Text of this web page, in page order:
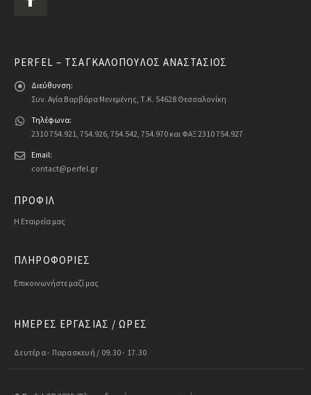
PERFEL – ΤΣΑΓΚΑΛΌΠΟΥΛΟΣ ΑΝΑΣΤΆΣΙΟΣ
Διεύθυνση:
Συν. Αγία Βαρβάρα Μενεμένης, Τ.Κ. 54628 Θεσσαλονίκη
Τηλέφωνα:
2310 754.921, 754.926, 754.542, 754.970 και ΦΑΞ 2310 754.927
Email:
contact@perfel.gr
ΠΡΟΦΙΛ
Η Εταιρεία μας
ΠΛΗΡΟΦΟΡΙΕΣ
Επικοινωνήστε μαζί μας
ΗΜΕΡΕΣ ΕΡΓΑΣΙΑΣ / ΩΡΕΣ
Δευτέρα - Παρασκευή / 09.30 - 17.30